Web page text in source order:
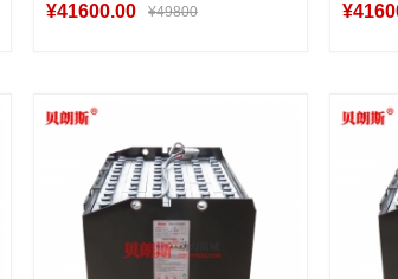
¥41600.00 ¥49800